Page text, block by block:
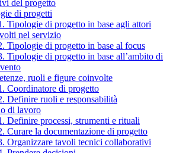
del progetto
di progetti
Tipologie di progetto in base agli attori
nel servizio
Tipologie di progetto in base al focus
Tipologie di progetto in base all’ambito di
ruoli e figure coinvolte
Coordinatore di progetto
Definire ruoli e responsabilità
di lavoro
Definire processi, strumenti e rituali
Curare la documentazione di progetto
Organizzare tavoli tecnici collaborativi